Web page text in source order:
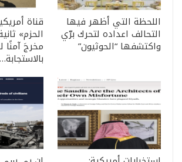
اللحظة التي أظهر فيها
التحالف اعداده لتحرك برّي
واكتشفها “الحوثيون”
قناة
الحزم»
مخرجَ آمنًا
بالاستجابة…